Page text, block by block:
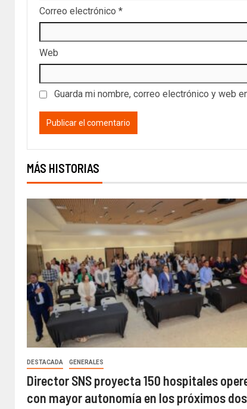
Correo electrónico *
Web
Guarda mi nombre, correo electrónico y web
MÁS HISTORIAS
DESTACADA GENERALES
Director SNS proyecta 150 hospitales
con mayor autonomía en los próximos dos